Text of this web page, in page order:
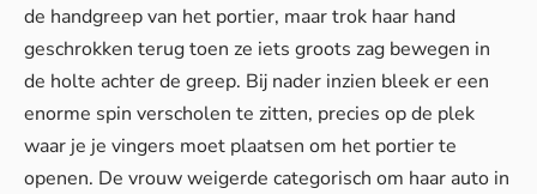
de handgreep van het portier, maar trok haar hand
geschrokken terug toen ze iets groots zag bewegen in
de holte achter de greep. Bij nader inzien bleek er een
enorme spin verscholen te zitten, precies op de plek
waar je je vingers moet plaatsen om het portier te
openen. De vrouw weigerde categorisch om haar auto in